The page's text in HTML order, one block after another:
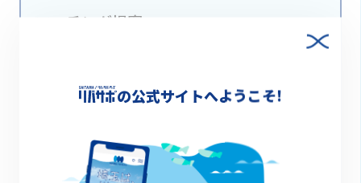
マッチング提案
の公式サイトへようこそ!